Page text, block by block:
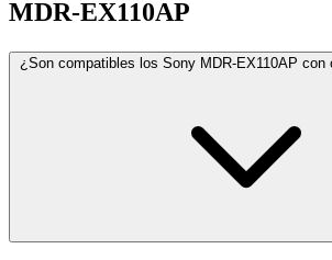
MDR-EX110AP
¿Son compatibles los Sony MDR-EX110AP con